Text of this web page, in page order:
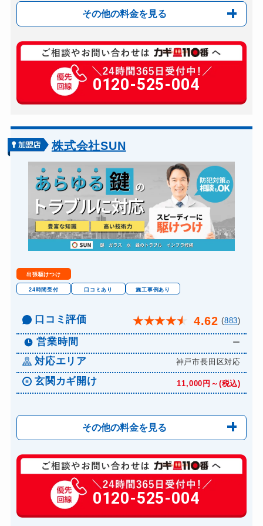
その他の料金を見る
玄関カギ複製 650円(税込)～
玄関カギ開け 12,000円～(税抜)
玄関カギ修理 8,800円～(税込)
玄関カギ交換
バイクカギ開け 別途お見積り
バイクカギ作成 別途お見積り
スーツケースカギ開け 5,500円～(税込)
スーツケースカギ作成 5,500円～(税込)
金庫カギ開け 12,000円～(税抜)
金庫カギ交換
ドアノブカギ開け
ドアノブカギ作成 8,800円～(税込)
ドアノブカギ交換 8,800円～(税込)
0120-525-004
株式会社SUN
出張駆けつけ
24時間受付 口コミあり 施工事例あり
口コミ評価 ★★★★★ 4.62 (883)
営業時間 ー
対応エリア 神戸市長田区対応
玄関カギ開け 11,000円～(税込)
その他の料金を見る
玄関カギ修理 6,600円～(税込)
玄関カギ作成 14,300円～(税込)
玄関カギ交換 14,300円～(税込)
0120-525-004